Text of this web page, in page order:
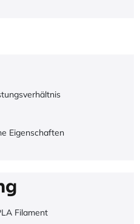
Eigenschaften
Filament